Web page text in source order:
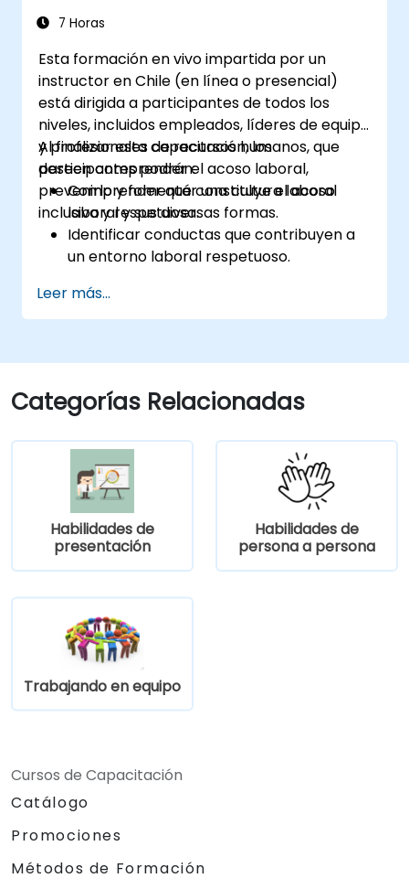
7 Horas
Esta formación en vivo impartida por un
instructor en Chile (en línea o presencial)
está dirigida a participantes de todos los
niveles, incluidos empleados, líderes de equipo
y profesionales de recursos humanos, que
deseen comprender el acoso laboral,
prevenirlo y fomentar una cultura laboral
inclusiva y respetuosa.
Al finalizar esta capacitación, los
participantes podrán:
Comprender qué constituye el acoso
laboral y sus diversas formas.
Identificar conductas que contribuyen a
un entorno laboral respetuoso.
incidentes de acoso.
Reconocer las políticas legales y
prevención del acoso.
Promover una cultura laboral positiva,
inclusiva y respetuosa.
Leer más...
Categorías Relacionadas
Habilidades de
presentación
Habilidades de
persona a persona
Trabajando en equipo
Cursos de Capacitación
Catálogo
Promociones
Métodos de Formación